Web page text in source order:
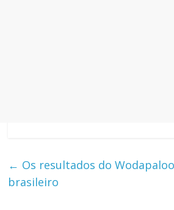
← Os resultados do
brasileiro